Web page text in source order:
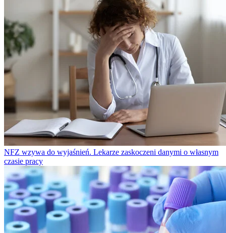
NFZ wzywa do wyjaśnień. Lekarze zaskoczeni danymi o własnym
czasie pracy